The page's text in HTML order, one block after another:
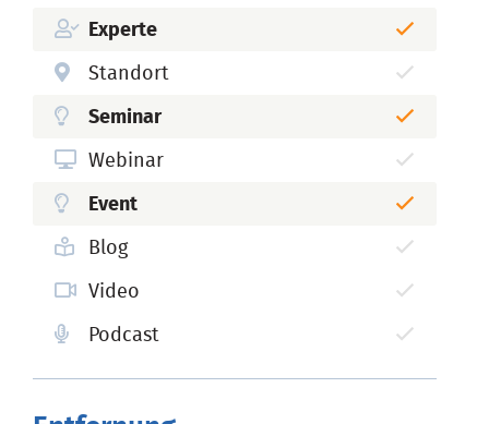
Experte
Standort
Seminar
Webinar
Event
Blog
Video
Podcast